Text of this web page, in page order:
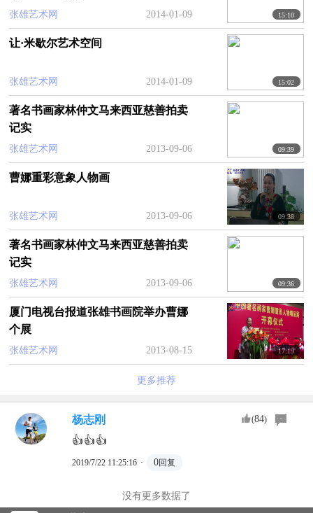
张雄艺术网 2014-01-09 15:10
让·米歇尔艺术空间
张雄艺术网 2014-01-09 15:02
著名书画家林仲文马来西亚慈善拍卖
记实
张雄艺术网 2013-09-06 09:39
曹娜重彩意象人物画
张雄艺术网 2013-09-06 09:38
著名书画家林仲文马来西亚慈善拍卖
记实
张雄艺术网 2013-09-06 09:36
厦门电视台报道张雄书画院举办曹娜
个展
张雄艺术网 2013-08-15 17:19
更多推荐
杨志刚 (84)
👍👍👍
2019/7/22 11:25:16 · 0回复
没有更多数据了